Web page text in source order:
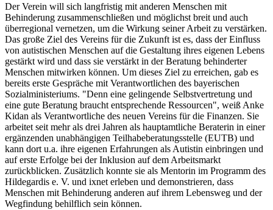
Der Verein will sich langfristig mit anderen Menschen mit
Behinderung zusammenschließen und möglichst breit und auch
überregional vernetzen, um die Wirkung seiner Arbeit zu verstärken.
Das große Ziel des Vereins für die Zukunft ist es, dass der Einfluss
von autistischen Menschen auf die Gestaltung ihres eigenen Lebens
gestärkt wird und dass sie verstärkt in der Beratung behinderter
Menschen mitwirken können. Um dieses Ziel zu erreichen, gab es
bereits erste Gespräche mit Verantwortlichen des bayerischen
Sozialministeriums. "Denn eine gelingende Selbstvertretung und
eine gute Beratung braucht entsprechende Ressourcen", weiß Anke
Kidan als Verantwortliche des neuen Vereins für die Finanzen. Sie
arbeitet seit mehr als drei Jahren als hauptamtliche Beraterin in einer
ergänzenden unabhängigen Teilhabeberatungsstelle (EUTB) und
kann dort u.a. ihre eigenen Erfahrungen als Autistin einbringen und
auf erste Erfolge bei der Inklusion auf dem Arbeitsmarkt
zurückblicken. Zusätzlich konnte sie als Mentorin im Programm des
Hildegardis e. V. und ixnet erleben und demonstrieren, dass
Menschen mit Behinderung anderen auf ihrem Lebensweg und der
Wegfindung behilflich sein können.